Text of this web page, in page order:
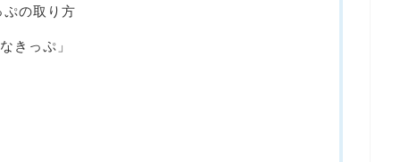
の取り方
きっぷ」